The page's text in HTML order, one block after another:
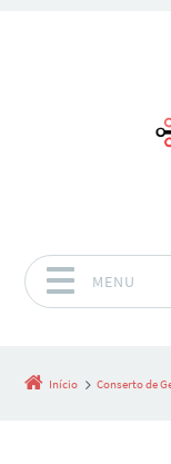
MENU
Início Conserto de